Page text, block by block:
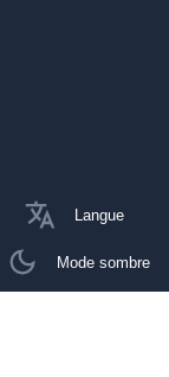
Langue
Mode sombre